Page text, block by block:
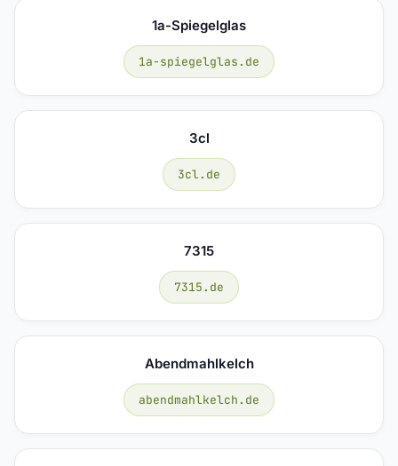
1a-Spiegelglas
1a-spiegelglas.de
3cl
3cl.de
7315
7315.de
Abendmahlkelch
abendmahlkelch.de